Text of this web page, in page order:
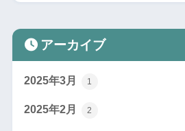
アーカイブ
2025年3月 1
2025年2月 2